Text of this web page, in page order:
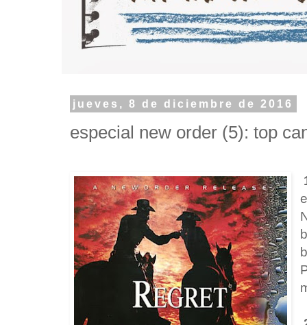
jueves, 8 de diciembre de 2016
especial new order (5): top